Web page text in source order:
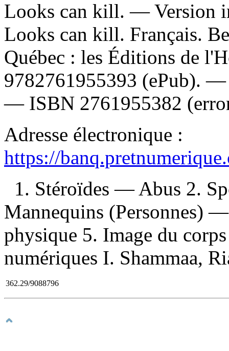
Looks can kill. —Version
Looks can kill. Français.
Québec : les Éditions de
9782761955393 (ePub).
— ISBN 2761955382
Adresse électronique :
https://
1. Stéroïdes — Abus 2.
Mannequins (Personnes)
physique 5. Image du
numériques I. Shammaa,
362.29/9088796